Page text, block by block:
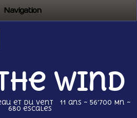
Navigation
wind
et du vent 11 ans ~ 56’700 Mn ~
680 escales